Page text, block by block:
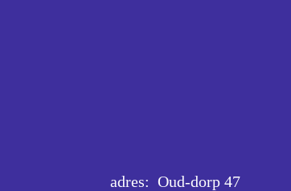
adres: Oud-dorp 47